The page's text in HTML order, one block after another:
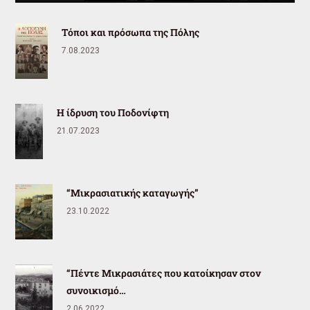
Τόποι και πρόσωπα της Πόλης
7.08.2023
Η ίδρυση του Ποδονίφτη
21.07.2023
“Μικρασιατικής καταγωγής”
23.10.2022
“Πέντε Μικρασιάτες που κατοίκησαν στον
συνοικισμό…